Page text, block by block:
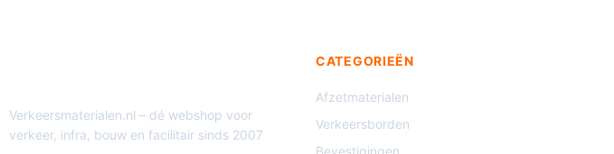
Verkeersmaterialen.nl – dé webshop voor
verkeer, infra, bouw en facilitair sinds 2007
CATEGORIEËN
Afzetmaterialen
Verkeersborden
Bevestigingen